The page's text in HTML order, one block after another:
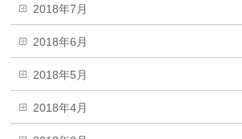
2018年7月
2018年6月
2018年5月
2018年4月